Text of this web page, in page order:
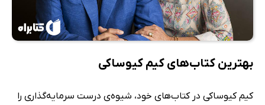
بهترین کتاب‌های کیم کیوساکی
کیم کیوساکی در کتاب‌های خود، شیوه‌ی درست سرمایه‌گذاری را